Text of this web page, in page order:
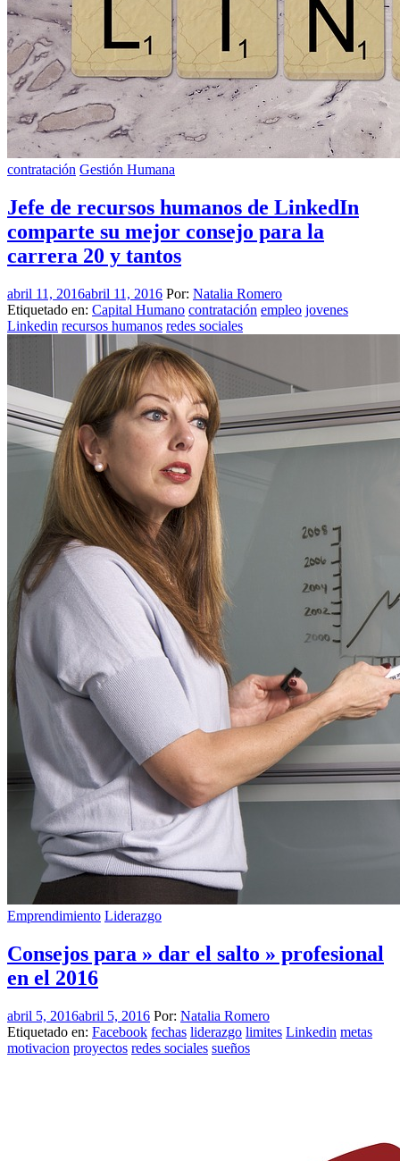
contratación Gestión Humana
Jefe de recursos humanos de LinkedIn
comparte su mejor consejo para la
carrera 20 y tantos
abril 11, 2016abril 11, 2016 Por: Natalia Romero
Etiquetado en: Capital Humano contratación empleo jovenes
Linkedin recursos humanos redes sociales
Emprendimiento Liderazgo
Consejos para » dar el salto » profesional
en el 2016
abril 5, 2016abril 5, 2016 Por: Natalia Romero
Etiquetado en: Facebook fechas liderazgo limites Linkedin metas
motivacion proyectos redes sociales sueños